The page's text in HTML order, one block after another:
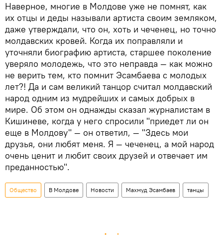
Наверное, многие в Молдове уже не помнят, как
их отцы и деды называли артиста своим земляком,
даже утверждали, что он, хоть и чеченец, но точно
молдавских кровей. Когда их поправляли и
уточняли биографию артиста, старшее поколение
уверяло молодежь, что это неправда — как можно
не верить тем, кто помнит Эсамбаева с молодых
лет?! Да и сам великий танцор считал молдавский
народ одним из мудрейших и самых добрых в
мире. Об этом он однажды сказал журналистам в
Кишиневе, когда у него спросили "приедет ли он
еще в Молдову" — он ответил, — "Здесь мои
друзья, они любят меня. Я — чеченец, а мой народ
очень ценит и любит своих друзей и отвечает им
преданностью".
Общество В Молдове Новости Махмуд Эсамбаев танцы